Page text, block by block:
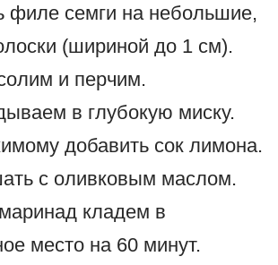
филе семги на небольшие,
(шириной до 1 см).
и перчим.
в глубокую миску.
добавить сок лимона.
с оливковым маслом.
кладем в
место на 60 минут.